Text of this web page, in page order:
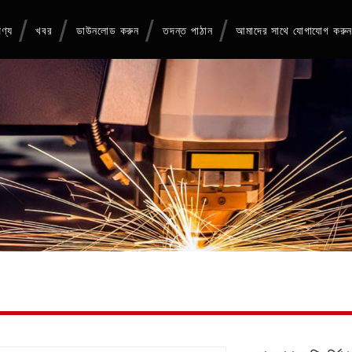
খবর ডাউনলোড করুন তদন্ত পাঠান আমাদের সাথে যোগাযোগ করুন